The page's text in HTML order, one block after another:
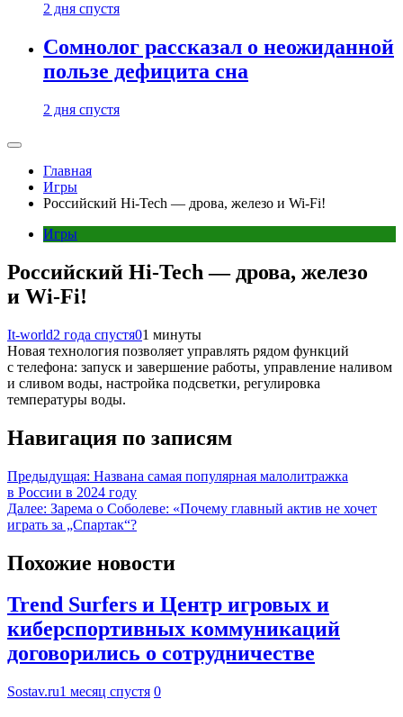
2 дня спустя
Сомнолог рассказал о неожиданной
пользе дефицита сна
2 дня спустя
Главная
Игры
Российский Hi-Tech — дрова, железо и Wi-Fi!
Игры
Российский Hi-Tech — дрова, железо
и Wi-Fi!
It-world2 года спустя01 минуты
Новая технология позволяет управлять рядом функций
с телефона: запуск и завершение работы, управление наливом
и сливом воды, настройка подсветки, регулировка
температуры воды.
Навигация по записям
Предыдущая: Названа самая популярная малолитражка
в России в 2024 году
Далее: Зарема о Соболеве: «Почему главный актив не хочет
играть за „Спартак“?
Похожие новости
Trend Surfers и Центр игровых и
киберспортивных коммуникаций
договорились о сотрудничестве
Sostav.ru1 месяц спустя 0